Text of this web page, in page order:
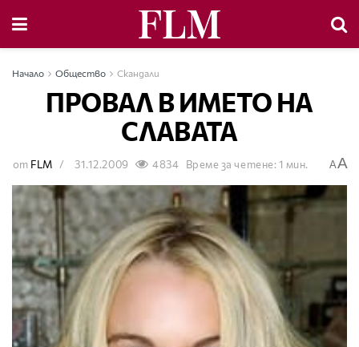
Начало Общество Скандали
ПРОВАЛ В ИМЕТО НА
СЛАВАТА
от FLM 31.12.2009 4834 Време за четене: 1 мин. AA